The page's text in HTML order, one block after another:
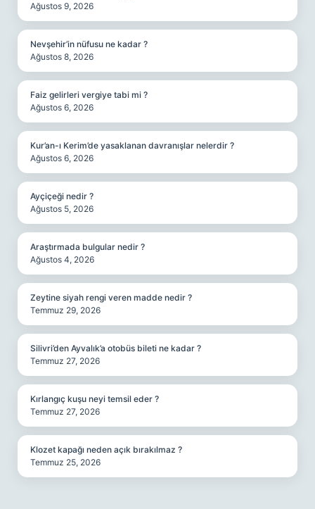
Ağustos 9, 2026
Nevşehir’in nüfusu ne kadar ?
Ağustos 8, 2026
Faiz gelirleri vergiye tabi mi ?
Ağustos 6, 2026
Kur’an-ı Kerim’de yasaklanan davranışlar nelerdir ?
Ağustos 6, 2026
Ayçiçeği nedir ?
Ağustos 5, 2026
Araştırmada bulgular nedir ?
Ağustos 4, 2026
Zeytine siyah rengi veren madde nedir ?
Temmuz 29, 2026
Silivri’den Ayvalık’a otobüs bileti ne kadar ?
Temmuz 27, 2026
Kırlangıç kuşu neyi temsil eder ?
Temmuz 27, 2026
Klozet kapağı neden açık bırakılmaz ?
Temmuz 25, 2026